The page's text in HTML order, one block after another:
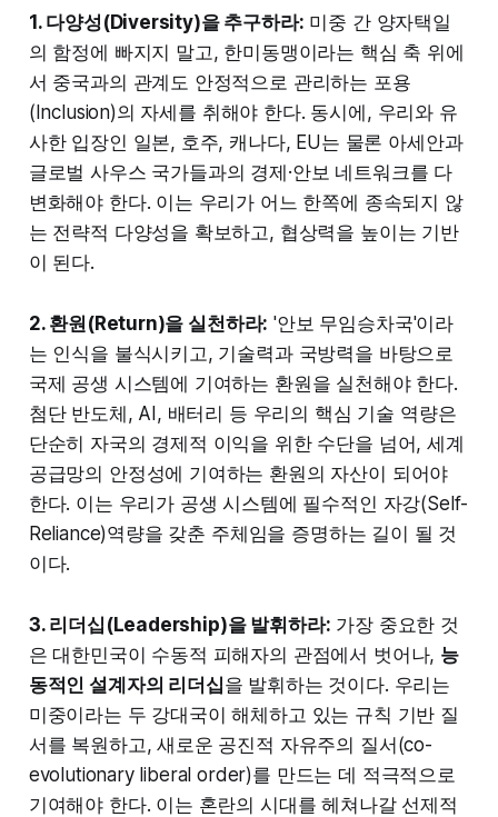
1. 다양성(Diversity)을 추구하라: 미중 간 양자택일
의 함정에 빠지지 말고, 한미동맹이라는 핵심 축 위에
서 중국과의 관계도 안정적으로 관리하는 포용
(Inclusion)의 자세를 취해야 한다. 동시에, 우리와 유
사한 입장인 일본, 호주, 캐나다, EU는 물론 아세안과
글로벌 사우스 국가들과의 경제·안보 네트워크를 다
변화해야 한다. 이는 우리가 어느 한쪽에 종속되지 않
는 전략적 다양성을 확보하고, 협상력을 높이는 기반
이 된다.
2. 환원(Return)을 실천하라: '안보 무임승차국'이라
는 인식을 불식시키고, 기술력과 국방력을 바탕으로
국제 공생 시스템에 기여하는 환원을 실천해야 한다.
첨단 반도체, AI, 배터리 등 우리의 핵심 기술 역량은
단순히 자국의 경제적 이익을 위한 수단을 넘어, 세계
공급망의 안정성에 기여하는 환원의 자산이 되어야
한다. 이는 우리가 공생 시스템에 필수적인 자강(Self-
Reliance)역량을 갖춘 주체임을 증명하는 길이 될 것
이다.
3. 리더십(Leadership)을 발휘하라: 가장 중요한 것
은 대한민국이 수동적 피해자의 관점에서 벗어나, 능
동적인 설계자의 리더십을 발휘하는 것이다. 우리는
미중이라는 두 강대국이 해체하고 있는 규칙 기반 질
서를 복원하고, 새로운 공진적 자유주의 질서(co-
evolutionary liberal order)를 만드는 데 적극적으로
기여해야 한다. 이는 혼란의 시대를 헤쳐나갈 선제적